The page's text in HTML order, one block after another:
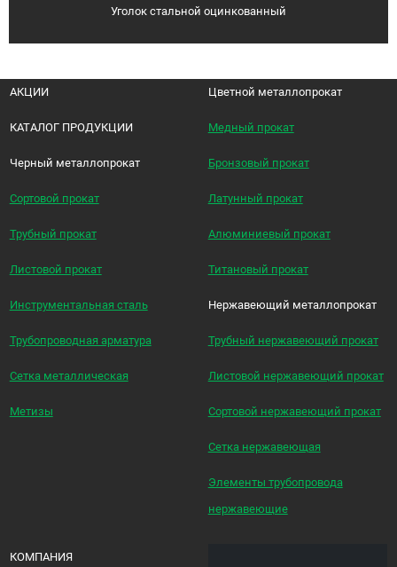
Уголок стальной оцинкованный
АКЦИИ
КАТАЛОГ ПРОДУКЦИИ
Черный металлопрокат
Сортовой прокат
Трубный прокат
Листовой прокат
Инструментальная сталь
Трубопроводная арматура
Сетка металлическая
Метизы
Цветной металлопрокат
Медный прокат
Бронзовый прокат
Латунный прокат
Алюминиевый прокат
Титановый прокат
Нержавеющий металлопрокат
Трубный нержавеющий прокат
Листовой нержавеющий прокат
Сортовой нержавеющий прокат
Сетка нержавеющая
Элементы трубопровода
нержавеющие
КОМПАНИЯ